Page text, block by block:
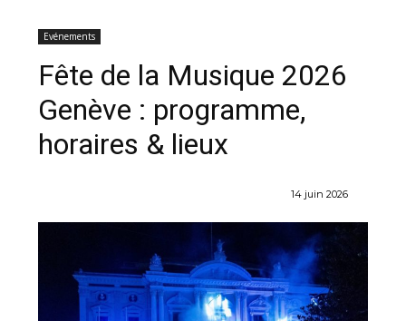
Evénements
Fête de la Musique 2026
Genève : programme,
horaires & lieux
14 juin 2026